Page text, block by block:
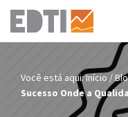
Pular
conteúdo
Você está aqui:Início /
Sucesso Onde a